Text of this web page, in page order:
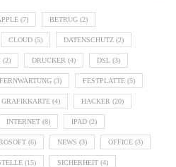
(7) BETRUG (2)
CLOUD (5) DATENSCHUTZ (2)
(2) DRUCKER (4) DSL (3)
FERNWARTUNG (3) FESTPLATTE (5)
GRAFIKKARTE (4) HACKER (20)
INTERNET (8) IPAD (2)
(6) NEWS (3) OFFICE (3)
(15) SICHERHEIT (4)